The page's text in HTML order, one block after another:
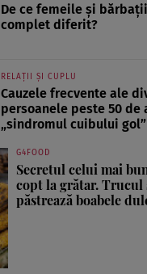
De ce femeile și
complet diferit?
RELAȚII ȘI CUPLU
Cauzele frecvente ale
persoanele peste 50 de
„sindromul cuibului gol”
G4FOOD
Secretul celui mai
copt la grătar. Trucul
păstrează boabele